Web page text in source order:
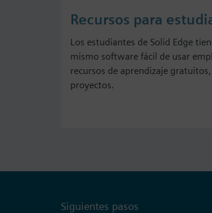
Recursos para
Los estudiantes de Solid Edge
mismo software fácil de usar
recursos de aprendizaje
proyectos.
Siguientes pasos